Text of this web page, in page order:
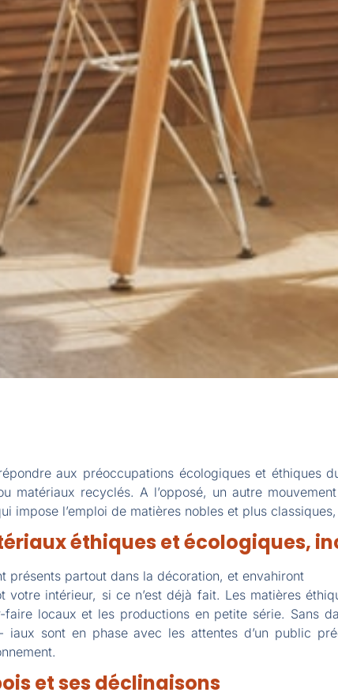
aux préoccupations écologiques et éthiques
matériaux recyclés. A l’opposé, un autre
impose l’emploi de matières nobles et plus
éthiques et écologiques,
présents partout dans la décoration, et envahiront
votre intérieur, si ce n’est déjà fait. Les matières
faire locaux et les productions en petite série. Sans
iaux sont en phase avec les attentes d’un public
et ses déclinaisons